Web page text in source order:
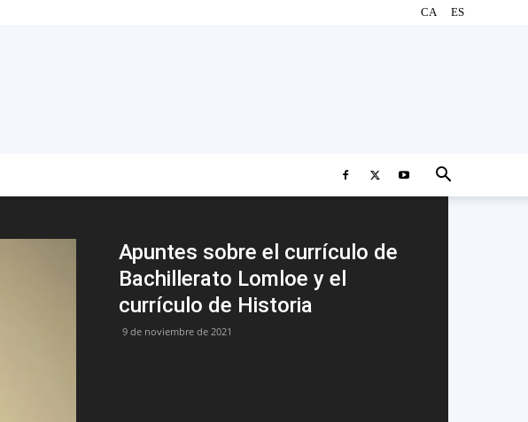
CA ES
Apuntes sobre el currículo de
Bachillerato Lomloe y el
currículo de Historia
9 de noviembre de 2021